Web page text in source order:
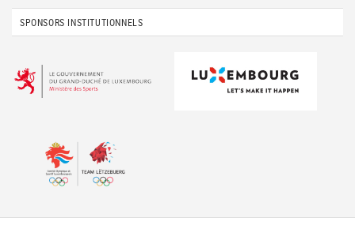
SPONSORS INSTITUTIONNELS